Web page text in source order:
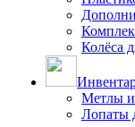
Колёса
Метлы и
Лопаты